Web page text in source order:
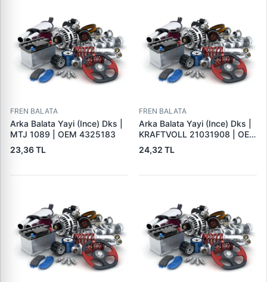
FREN BALATA
Arka Balata Yayi (Ince) Dks |
MTJ 1089 | OEM 4325183
23,36 TL
FREN BALATA
Arka Balata Yayi (Ince) Dks |
KRAFTVOLL 21031908 | OEM
4325183
24,32 TL